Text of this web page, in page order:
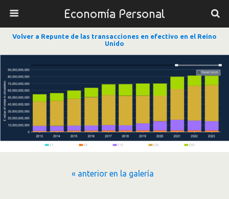
Economía Personal
Volver a Repunte de las transacciones en efectivo en el Reino
Unido
« anterior en la galería